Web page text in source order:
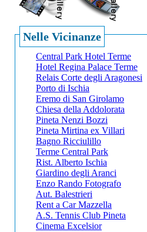
Nelle Vicinanze
Central Park Hotel Terme
Hotel Regina Palace Terme
Relais Corte degli Aragonesi
Porto di Ischia
Eremo di San Girolamo
Chiesa della Addolorata
Pineta Nenzi Bozzi
Pineta Mirtina ex Villari
Bagno Ricciulillo
Terme Central Park
Rist. Alberto Ischia
Giardino degli Aranci
Enzo Rando Fotografo
Aut. Balestrieri
Rent a Car Mazzella
A.S. Tennis Club Pineta
Cinema Excelsior